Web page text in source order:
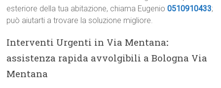
esteriore della tua abitazione, chiama Eugenio0510910433;
può aiutarti a trovare la soluzione migliore.
Interventi Urgenti in Via Mentana:
assistenza rapida avvolgibili a Bologna Via
Mentana